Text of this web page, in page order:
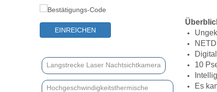
EINREICHEN
Langstrecke Laser Nachtsichtkamera
Hochgeschwindigkeitsthermische
10
Es